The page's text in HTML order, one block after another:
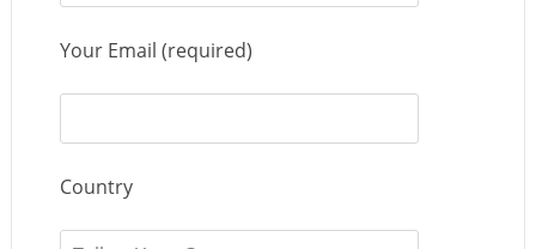
Your Email (required)
Country